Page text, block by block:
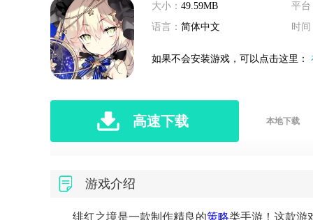
大小： 49.59MB
平台
语言： 简体中文 时间
如果不会安装游戏，可以点击这里：
高速下载 本地下载
游戏介绍
绯红之境是一款制作精良的策略类手游！这款游